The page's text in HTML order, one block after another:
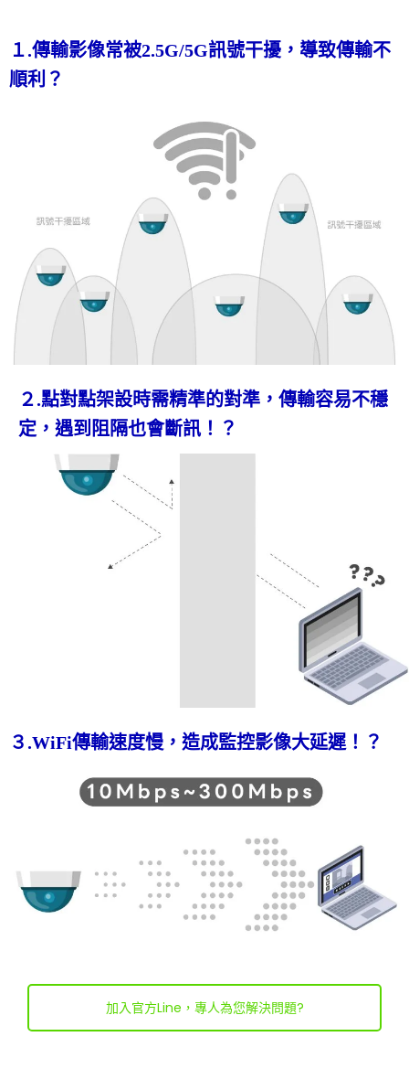
１.傳輸影像常被2.5G/5G訊號干擾，導致傳輸不
順利？
２.點對點架設時需精準的對準，傳輸容易不穩
定，遇到阻隔也會斷訊！？
３.WiFi傳輸速度慢，造成監控影像大延遲！？
加入官方Line，專人為您解決問題?